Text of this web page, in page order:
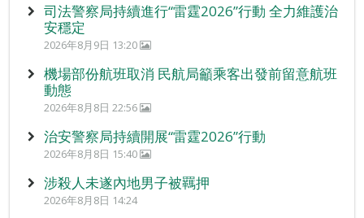
司法警察局持續進行“雷霆2026”行動 全力維護治
安穩定
2026年8月9日 13:20
機場部份航班取消 民航局籲乘客出發前留意航班
動態
2026年8月8日 22:56
治安警察局持續開展“雷霆2026”行動
2026年8月8日 15:40
涉殺人未遂內地男子被羈押
2026年8月8日 14:24